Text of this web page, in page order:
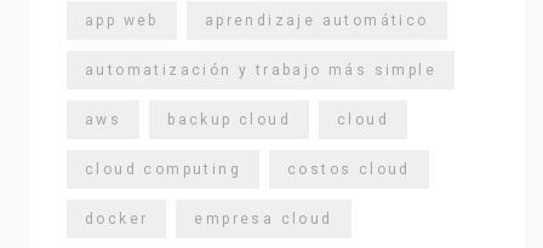
app web aprendizaje automático
automatización y trabajo más simple
aws backup cloud cloud
cloud computing costos cloud
docker empresa cloud